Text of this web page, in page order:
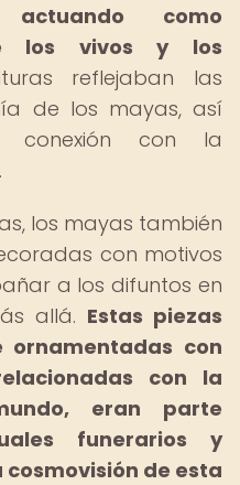
actuando como
los vivos y los
reflejaban las
de los mayas, así
conexión con la
los mayas también
con motivos
a los difuntos en
allá. Estas piezas
ornamentadas con
con la
eran parte
funerarios y
de esta